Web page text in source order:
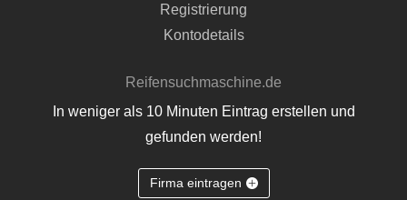
Registrierung
Kontodetails
Reifensuchmaschine.de
In weniger als 10 Minuten Eintrag erstellen und
gefunden werden!
Firma eintragen